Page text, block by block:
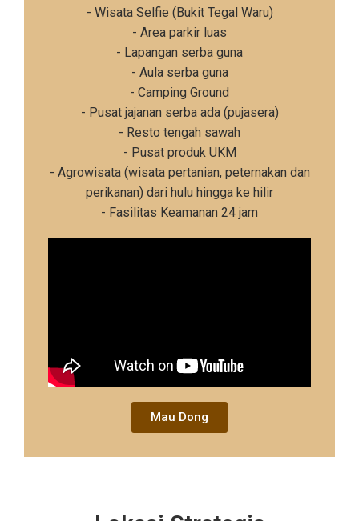
- Wisata Selfie (Bukit Tegal Waru)
- Area parkir luas
- Lapangan serba guna
- Aula serba guna
- Camping Ground
- Pusat jajanan serba ada (pujasera)
- Resto tengah sawah
- Pusat produk UKM
- Agrowisata (wisata pertanian, peternakan dan
perikanan) dari hulu hingga ke hilir
- Fasilitas Keamanan 24 jam
Mau Dong